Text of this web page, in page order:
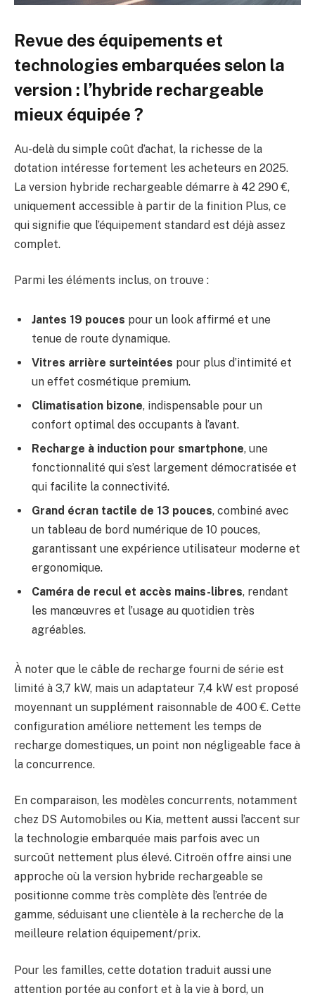
Revue des équipements et
technologies embarquées selon la
version : l’hybride rechargeable
mieux équipée ?
Au-delà du simple coût d’achat, la richesse de la
dotation intéresse fortement les acheteurs en 2025.
La version hybride rechargeable démarre à 42 290 €,
uniquement accessible à partir de la finition Plus, ce
qui signifie que l’équipement standard est déjà assez
complet.
Parmi les éléments inclus, on trouve :
Jantes 19 pouces pour un look affirmé et une
tenue de route dynamique.
Vitres arrière surteintées pour plus d’intimité et
un effet cosmétique premium.
Climatisation bizone, indispensable pour un
confort optimal des occupants à l’avant.
Recharge à induction pour smartphone, une
fonctionnalité qui s’est largement démocratisée et
qui facilite la connectivité.
Grand écran tactile de 13 pouces, combiné avec
un tableau de bord numérique de 10 pouces,
garantissant une expérience utilisateur moderne et
ergonomique.
Caméra de recul et accès mains-libres, rendant
les manœuvres et l’usage au quotidien très
agréables.
À noter que le câble de recharge fourni de série est
limité à 3,7 kW, mais un adaptateur 7,4 kW est proposé
moyennant un supplément raisonnable de 400 €. Cette
configuration améliore nettement les temps de
recharge domestiques, un point non négligeable face à
la concurrence.
En comparaison, les modèles concurrents, notamment
chez DS Automobiles ou Kia, mettent aussi l’accent sur
la technologie embarquée mais parfois avec un
surcoût nettement plus élevé. Citroën offre ainsi une
approche où la version hybride rechargeable se
positionne comme très complète dès l’entrée de
gamme, séduisant une clientèle à la recherche de la
meilleure relation équipement/prix.
Pour les familles, cette dotation traduit aussi une
attention portée au confort et à la vie à bord, un